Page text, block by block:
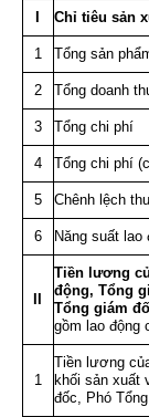
Chỉ tiêu sản
1 Tổng sản
2 Tổng doanh
3 Tổng chi phí
4 Tổng chi phí
5 Chênh lệch
6 Năng suất lao
Tiền lương
động, Tổng
Tổng giám
gồm lao động
1
Tiền lương
khối sản xuất
đốc, Phó